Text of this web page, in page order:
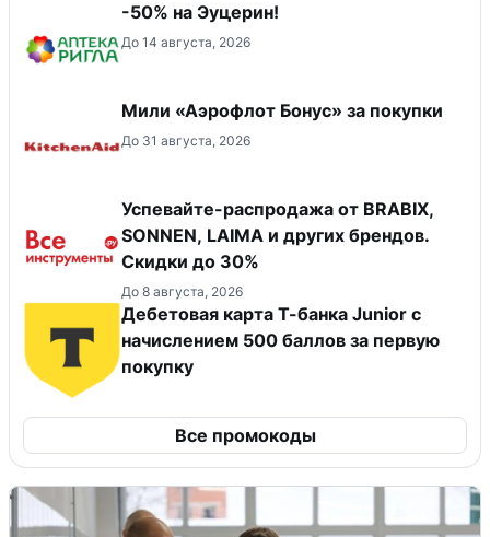
-50% на Эуцерин!
До 14 августа, 2026
Мили «Аэрофлот Бонус» за покупки
До 31 августа, 2026
Успевайте-распродажа от BRABIX,
SONNEN, LAIMA и других брендов.
Скидки до 30%
До 8 августа, 2026
Дебетовая карта Т-банка Junior c
начислением 500 баллов за первую
покупку
Все промокоды